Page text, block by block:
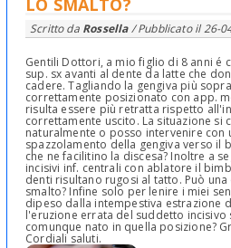
LO SMALTO?
Scritto da Rossella/ Pubblicato il26-
Gentili Dottori, a mio figlio di 8 anni é
sup. sx avanti al dente da latte che
cadere. Tagliando la gengiva più
correttamente posizionato con app.
risulta essere più retratta rispetto
correttamente uscito. La situazione si
naturalmente o posso intervenire con
spazzolamento della gengiva verso il
che ne facilitino la discesa? Inoltre a
incisivi inf. centrali con ablatore il
denti risultano rugosi al tatto. Può
smalto? Infine solo per lenire i miei
dipeso dalla intempestiva estrazione
l'eruzione errata del suddetto
comunque nato in quella posizione?
Cordiali saluti.